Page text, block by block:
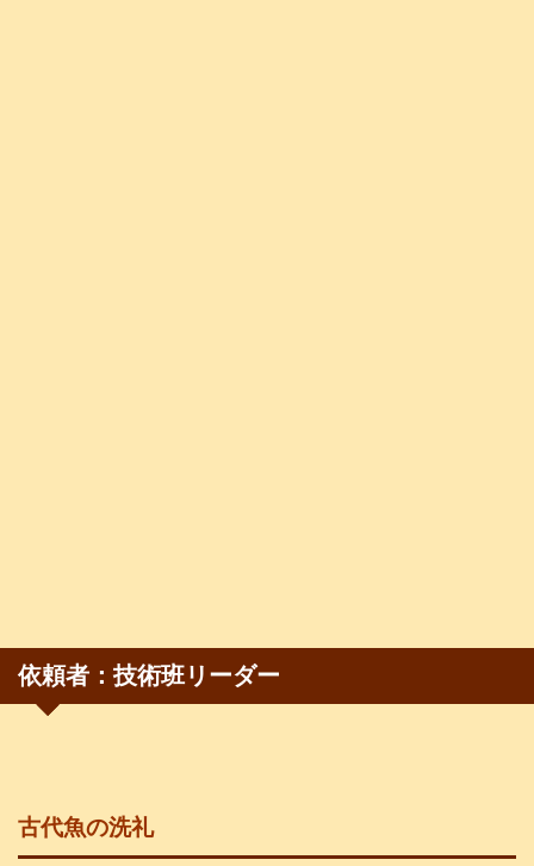
依頼者：技術班リーダー
古代魚の洗礼